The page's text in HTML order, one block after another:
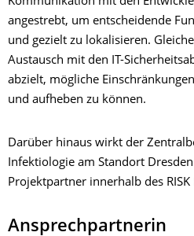
angestrebt, um entscheidende
und gezielt zu lokalisieren.
Austausch mit den IT-
abzielt, mögliche
und aufheben zu können.
Darüber hinaus wirkt der
Infektiologie am Standort
Projektpartner innerhalb des RISK
Ansprechpartnerin